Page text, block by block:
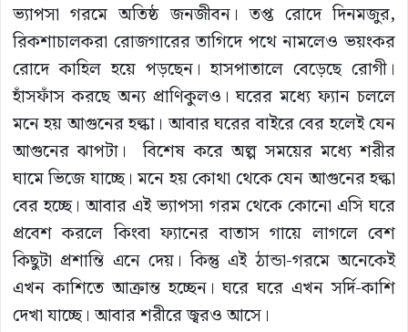
ভ্যাপসা গরমে অতিষ্ঠ জনজীবন। তপ্ত রোদে দিনমজুর,
রিকশাচালকরা রোজগারের তাগিদে পথে নামলেও ভয়ংকর
রোদে কাহিল হয়ে পড়ছেন। হাসপাতালে বেড়েছে রোগী।
হাঁসফাঁস করছে অন্য প্রাণিকুলও। ঘরের মধ্যে ফ্যান চললে
মনে হয় আগুনের হল্কা। আবার ঘরের বাইরে বের হলেই যেন
আগুনের ঝাপটা। বিশেষ করে অল্প সময়ের মধ্যে শরীর
ঘামে ভিজে যাচ্ছে। মনে হয় কোথা থেকে যেন আগুনের হল্কা
বের হচ্ছে। আবার এই ভ্যাপসা গরম থেকে কোনো এসি ঘরে
প্রবেশ করলে কিংবা ফ্যানের বাতাস গায়ে লাগলে বেশ
কিছুটা প্রশান্তি এনে দেয়। কিন্তু এই ঠান্ডা-গরমে অনেকেই
এখন কাশিতে আক্রান্ত হচ্ছেন। ঘরে ঘরে এখন সর্দি-কাশি
দেখা যাচ্ছে। আবার শরীরে জ্বরও আসে।